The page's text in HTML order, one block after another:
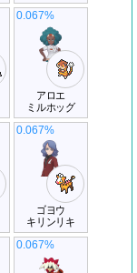
アロエ
ミルホッグ
0.067%
ゴヨウ
キリンリキ
0.067%
0.067%